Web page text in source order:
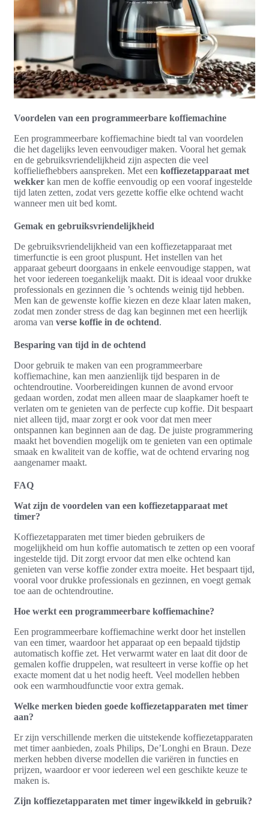
Voordelen van een programmeerbare koffiemachine
Een programmeerbare koffiemachine biedt tal van voordelen
die het dagelijks leven eenvoudiger maken. Vooral het gemak
en de gebruiksvriendelijkheid zijn aspecten die veel
koffieliefhebbers aanspreken. Met een koffiezetapparaat met
wekker kan men de koffie eenvoudig op een vooraf ingestelde
tijd laten zetten, zodat vers gezette koffie elke ochtend wacht
wanneer men uit bed komt.
Gemak en gebruiksvriendelijkheid
De gebruiksvriendelijkheid van een koffiezetapparaat met
timerfunctie is een groot pluspunt. Het instellen van het
apparaat gebeurt doorgaans in enkele eenvoudige stappen, wat
het voor iedereen toegankelijk maakt. Dit is ideaal voor drukke
professionals en gezinnen die ’s ochtends weinig tijd hebben.
Men kan de gewenste koffie kiezen en deze klaar laten maken,
zodat men zonder stress de dag kan beginnen met een heerlijk
aroma van verse koffie in de ochtend.
Besparing van tijd in de ochtend
Door gebruik te maken van een programmeerbare
koffiemachine, kan men aanzienlijk tijd besparen in de
ochtendroutine. Voorbereidingen kunnen de avond ervoor
gedaan worden, zodat men alleen maar de slaapkamer hoeft te
verlaten om te genieten van de perfecte cup koffie. Dit bespaart
niet alleen tijd, maar zorgt er ook voor dat men meer
ontspannen kan beginnen aan de dag. De juiste programmering
maakt het bovendien mogelijk om te genieten van een optimale
smaak en kwaliteit van de koffie, wat de ochtend ervaring nog
aangenamer maakt.
FAQ
Wat zijn de voordelen van een koffiezetapparaat met
timer?
Koffiezetapparaten met timer bieden gebruikers de
mogelijkheid om hun koffie automatisch te zetten op een vooraf
ingestelde tijd. Dit zorgt ervoor dat men elke ochtend kan
genieten van verse koffie zonder extra moeite. Het bespaart tijd,
vooral voor drukke professionals en gezinnen, en voegt gemak
toe aan de ochtendroutine.
Hoe werkt een programmeerbare koffiemachine?
Een programmeerbare koffiemachine werkt door het instellen
van een timer, waardoor het apparaat op een bepaald tijdstip
automatisch koffie zet. Het verwarmt water en laat dit door de
gemalen koffie druppelen, wat resulteert in verse koffie op het
exacte moment dat u het nodig heeft. Veel modellen hebben
ook een warmhoudfunctie voor extra gemak.
Welke merken bieden goede koffiezetapparaten met timer
aan?
Er zijn verschillende merken die uitstekende koffiezetapparaten
met timer aanbieden, zoals Philips, De’Longhi en Braun. Deze
merken hebben diverse modellen die variëren in functies en
prijzen, waardoor er voor iedereen wel een geschikte keuze te
maken is.
Zijn koffiezetapparaten met timer ingewikkeld in gebruik?